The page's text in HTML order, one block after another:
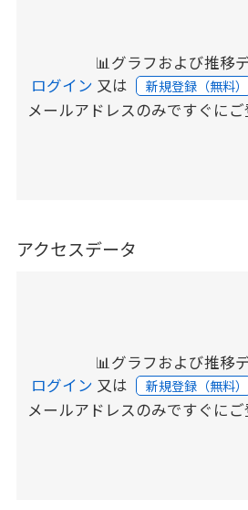
📊グラフおよび推移
ログイン 又は 新規登録（無料
メールアドレスのみですぐにご
アクセスデータ
📊グラフおよび推移
ログイン 又は 新規登録（無料
メールアドレスのみですぐにご